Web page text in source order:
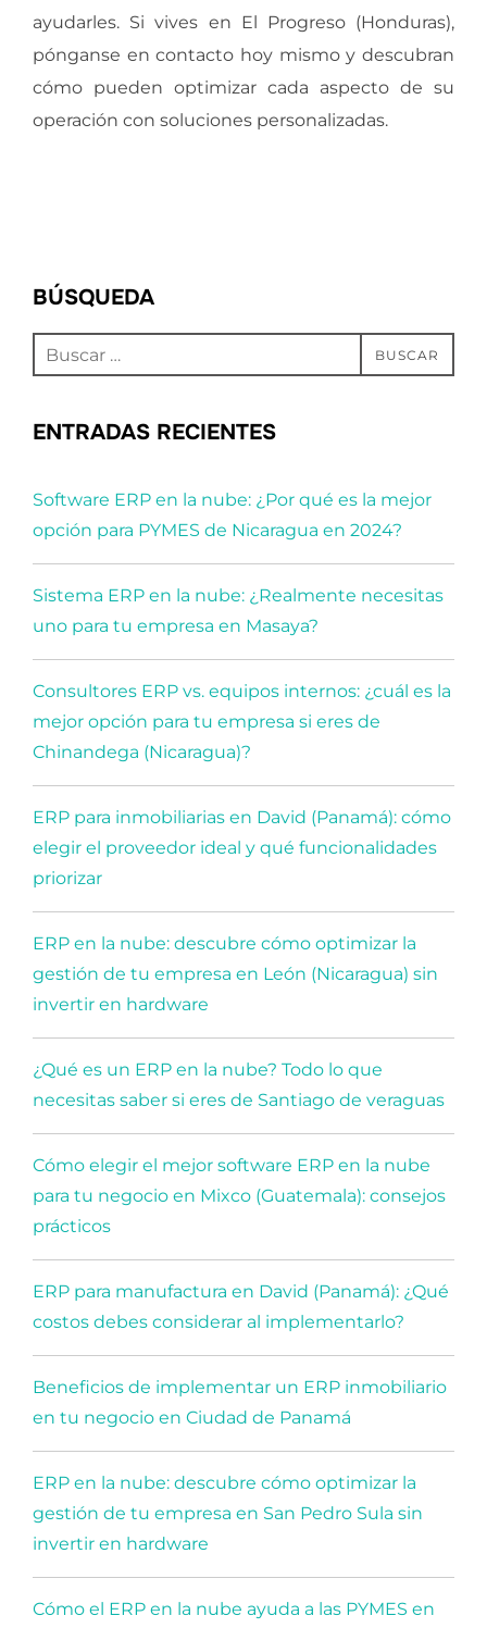
ayudarles. Si vives en El Progreso (Honduras),
pónganse en contacto hoy mismo y descubran
cómo pueden optimizar cada aspecto de su
operación con soluciones personalizadas.
BÚSQUEDA
Buscar: BUSCAR
ENTRADAS RECIENTES
Software ERP en la nube: ¿Por qué es la mejor
opción para PYMES de Nicaragua en 2024?
Sistema ERP en la nube: ¿Realmente necesitas
uno para tu empresa en Masaya?
Consultores ERP vs. equipos internos: ¿cuál es la
mejor opción para tu empresa si eres de
Chinandega (Nicaragua)?
ERP para inmobiliarias en David (Panamá): cómo
elegir el proveedor ideal y qué funcionalidades
priorizar
ERP en la nube: descubre cómo optimizar la
gestión de tu empresa en León (Nicaragua) sin
invertir en hardware
¿Qué es un ERP en la nube? Todo lo que
necesitas saber si eres de Santiago de veraguas
Cómo elegir el mejor software ERP en la nube
para tu negocio en Mixco (Guatemala): consejos
prácticos
ERP para manufactura en David (Panamá): ¿Qué
costos debes considerar al implementarlo?
Beneficios de implementar un ERP inmobiliario
en tu negocio en Ciudad de Panamá
ERP en la nube: descubre cómo optimizar la
gestión de tu empresa en San Pedro Sula sin
invertir en hardware
Cómo el ERP en la nube ayuda a las PYMES en